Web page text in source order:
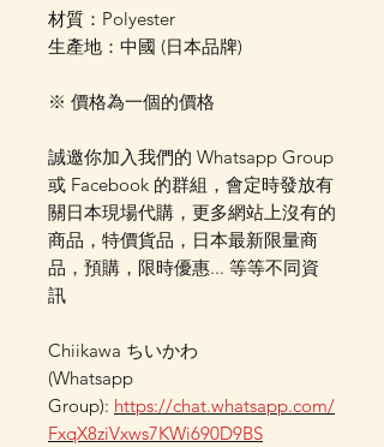
材質：Polyester
生產地：中國 (日本品牌)
※ 價格為一個的價格
誠邀你加入我們的 Whatsapp Group
或 Facebook 的群組，會定時發放有
關日本現場代購，更多網站上沒有的
商品，特價貨品，日本最新限量商
品，預購，限時優惠... 等等不同資
訊
Chiikawa ちいかわ
(Whatsapp
Group): https://chat.whatsapp.com/
FxqX8ziVxws7KWi690D9BS